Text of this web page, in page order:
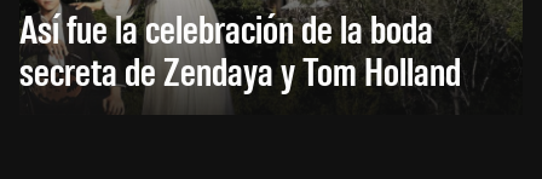
Así fue la celebración de la boda
secreta de Zendaya y Tom Holland